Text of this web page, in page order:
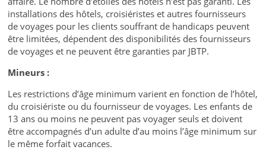
installations des hôtels, croisiéristes et autres fournisseurs
de voyages pour les clients souffrant de handicaps peuvent
être limitées, dépendent des disponibilités des fournisseurs
de voyages et ne peuvent être garanties par JBTP.
Mineurs :
Les restrictions d’âge minimum varient en fonction de l’hôtel,
du croisiériste ou du fournisseur de voyages. Les enfants de
13 ans ou moins ne peuvent pas voyager seuls et doivent
être accompagnés d’un adulte d’au moins l’âge minimum sur
le même forfait vacances.